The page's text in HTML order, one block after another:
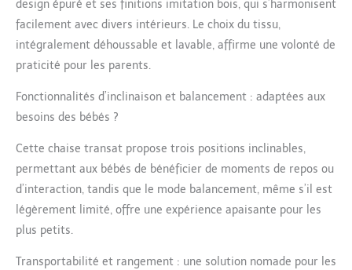
POSITIONS
D'INCLINAISON : grâce
aux différentes
confortablement ou
ce transat compact se
règle d'une seule main
LÉGER ET COMPACT :
plié à plat, Kori se
range facilement et
seulement 2.7 kg, vous
design épuré et ses finitions imitation bois, qui s’harmonisent
facilement avec divers intérieurs. Le choix du tissu,
intégralement déhoussable et lavable, affirme une volonté de
praticité pour les parents.
Fonctionnalités d’inclinaison et balancement : adaptées aux
besoins des bébés ?
Cette chaise transat propose trois positions inclinables,
permettant aux bébés de bénéficier de moments de repos ou
d’interaction, tandis que le mode balancement, même s’il est
légèrement limité, offre une expérience apaisante pour les
plus petits.
Transportabilité et rangement : une solution nomade pour les